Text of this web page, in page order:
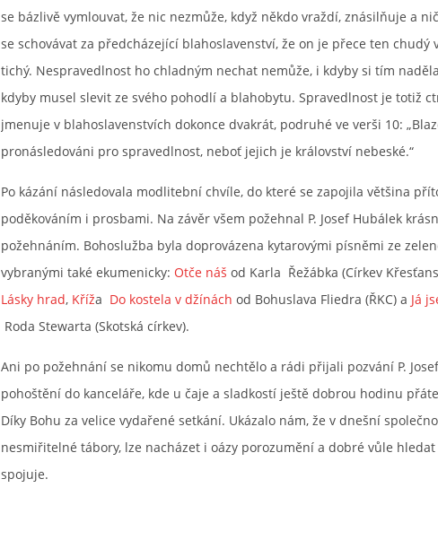
se bázlivě vymlouvat, že nic nezmůže, když někdo vraždí, znásilňuje a
se schovávat za předcházející blahoslavenství, že on je přece ten chudý
tichý. Nespravedlnost ho chladným nechat nemůže, i kdyby si tím
kdyby musel slevit ze svého pohodlí a blahobytu. Spravedlnost je totiž
jmenuje v blahoslavenstvích dokonce dvakrát, podruhé ve verši 10:
pronásledováni pro spravedlnost, neboť jejich je království nebeské.“
Po kázání následovala modlitební chvíle, do které se zapojila většina
poděkováním i prosbami. Na závěr všem požehnal P. Josef Hubálek
požehnáním. Bohoslužba byla doprovázena kytarovými písněmi ze
vybranými také ekumenicky: Otče náš od Karla Řežábka (Církev
Lásky hrad, Kříža Do kostela v džínách od Bohuslava Fliedra (ŘKC) a Já
Roda Stewarta (Skotská církev).
Ani po požehnání se nikomu domů nechtělo a rádi přijali pozvání P.
pohoštění do kanceláře, kde u čaje a sladkostí ještě dobrou hodinu
Díky Bohu za velice vydařené setkání. Ukázalo nám, že v dnešní
nesmiřitelné tábory, lze nacházet i oázy porozumění a dobré vůle hledat
spojuje.